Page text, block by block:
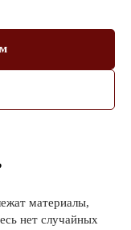
материалы,
нет случайных